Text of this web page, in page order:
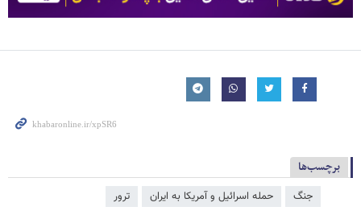
برچسب‌ها
جنگ حمله اسرائیل و آمریکا به ایران ترور